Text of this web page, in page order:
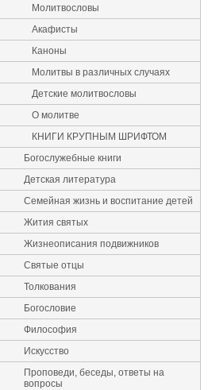
Молитвословы
Акафисты
Каноны
Молитвы в различных случаях
Детские молитвословы
О молитве
КНИГИ КРУПНЫМ ШРИФТОМ
Богослужебные книги
Детская литература
Семейная жизнь и воспитание детей
Жития святых
Жизнеописания подвижников
Святые отцы
Толкования
Богословие
Философия
Искусство
Проповеди, беседы, ответы на
вопросы